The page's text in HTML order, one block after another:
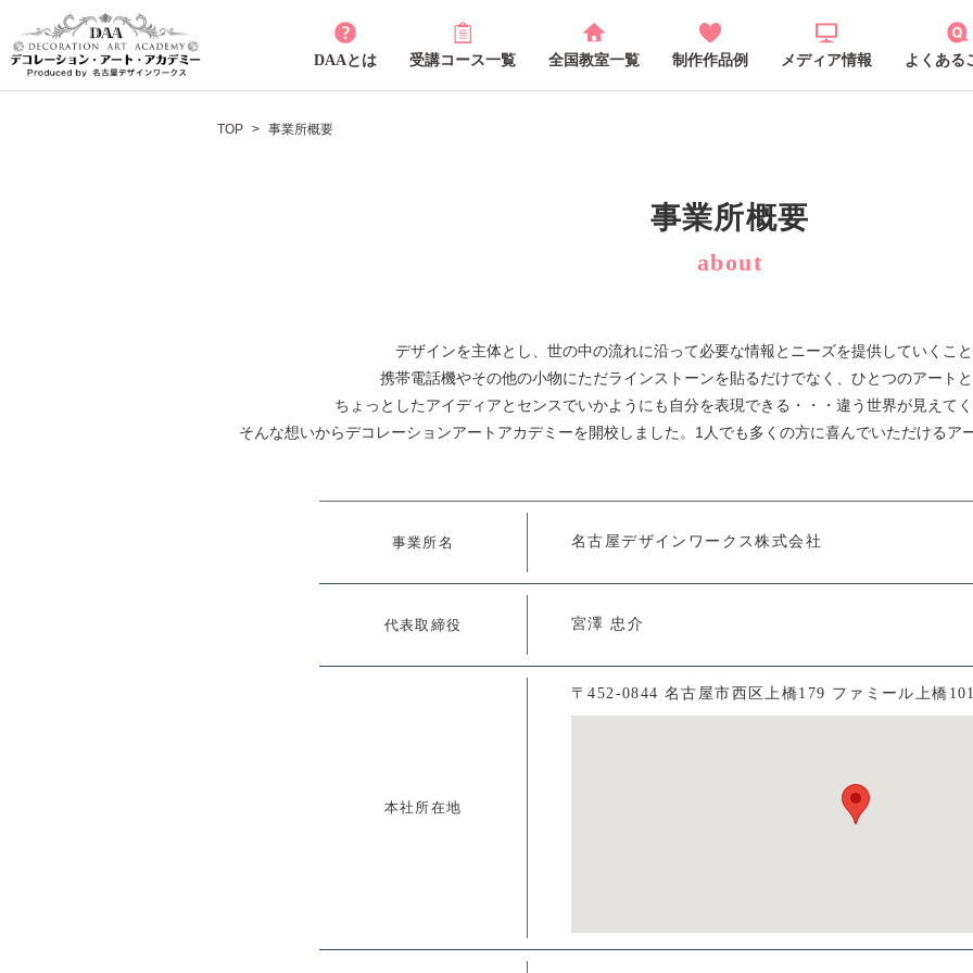
DAAとは 受講コース一覧 全国教室一覧 制作作品例 メディア情報 よくある
TOP 事業所概要
事業所概要
about
デザインを主体とし、世の中の流れに沿って必要な情報とニーズを提供していくこ
携帯電話機やその他の小物にただラインストーンを貼るだけでなく、ひとつのアート
ちょっとしたアイディアとセンスでいかようにも自分を表現できる・・・違う世界が見えて
そんな想いからデコレーションアートアカデミーを開校しました。1人でも多くの方に喜んでいただけるア
事業所名 名古屋デザインワークス株式会社
代表取締役 宮澤 忠介
本社所在地
〒452-0844 名古屋市西区上橋179 ファミール上橋